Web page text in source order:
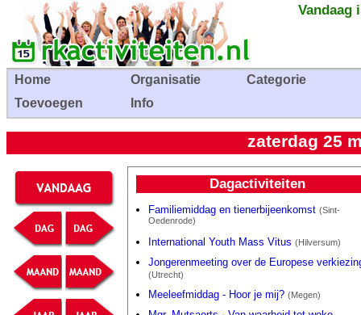
Vandaag
Home Organisatie
Categorie
Toevoegen
Info
zaterdag 25
Dagactiviteiten
Familiemiddag en tienerbijeenkomst (Sint-
Oedenrode)
International Youth Mass Vitus (Hilversum)
Jongerenmeeting over de Europese
(Utrecht)
Meeleefmiddag - Hoor je mij? (Megen)